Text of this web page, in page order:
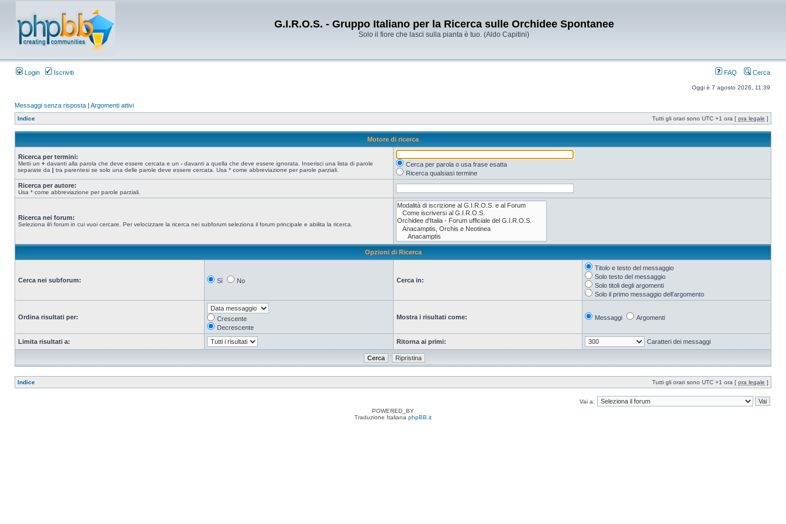
G.I.R.O.S. - Gruppo Italiano per la Ricerca sulle Orchidee Spontanee
Solo il fiore che lasci sulla pianta è tuo. (Aldo Capitini)
Login Iscriviti FAQ Cerca
Oggi è 7 agosto 2026, 11:39
Messaggi senza risposta | Argomenti attivi
Indice Tutti gli orari sono UTC +1 ora [ ora legale ]
Motore di ricerca
Ricerca per termini:
Metti un + davanti alla parola che deve essere cercata e un - davanti a quella che deve essere ignorata. Inserisci una lista di parole
separate da | tra parentesi se solo una delle parole deve essere cercata. Usa * come abbreviazione per parole parziali.
Cerca per parola o usa frase esatta
Ricerca qualsiasi termine
Ricerca per autore:
Usa * come abbreviazione per parole parziali.
Ricerca nei forum:
Seleziona il/i forum in cui vuoi cercare. Per velocizzare la ricerca nei subforum seleziona il forum principale e abilita la ricerca.
Opzioni di Ricerca
Cerca nei subforum: Sì No Cerca in:
Titolo e testo del messaggio
Solo testo del messaggio
Solo titoli degli argomenti
Solo il primo messaggio dell’argomento
Ordina risultati per:
Crescente
Decrescente
Mostra i risultati come: Messaggi Argomenti
Limita risultati a: Ritorna ai primi: Caratteri dei messaggi
Indice Tutti gli orari sono UTC +1 ora [ ora legale ]
Vai a:
POWERED_BY
Traduzione Italiana phpBB.it